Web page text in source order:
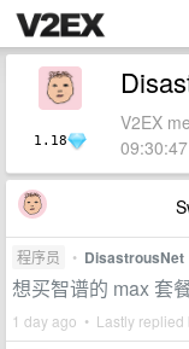
1.18
V2EX
程序员 • DisastrousNet
想买智谱的 max 套
1 day ago • Lastly replied